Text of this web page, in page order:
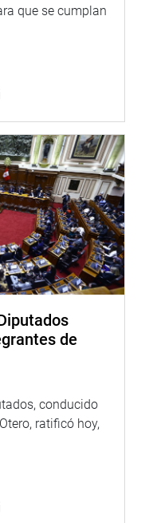
que se cumplan
de
conducido
ratificó hoy,